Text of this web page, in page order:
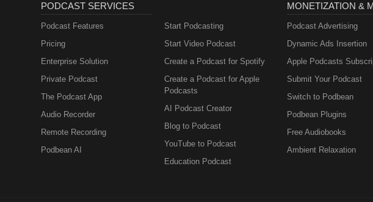
PODCAST SERVICES
Podcast Features
Pricing
Enterprise Solution
Private Podcast
The Podcast App
Audio Recorder
Remote Recording
Podbean AI
Start Podcasting
Start Video Podcast
Create a Podcast for Spotify
Create a Podcast for Apple
Podcasts
AI Podcast Creator
Blog to Podcast
YouTube to Podcast
Education Podcast
MONETIZATION &
Podcast Advertising
Dynamic Ads Insertion
Apple Podcasts
Submit Your Podcast
Switch to Podbean
Podbean Plugins
Free Audiobooks
Ambient Relaxation